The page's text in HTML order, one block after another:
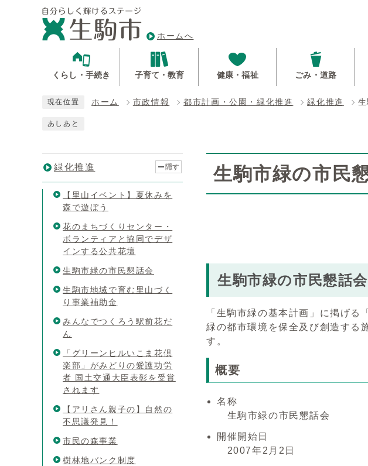
ホームへ
くらし・手続き 子育て・教育 健康・福祉 ごみ・道路
現在位置 ホーム 市政情報 都市計画・公園・緑化推進 緑化推進
あしあと
生駒市緑の市民
生駒市緑の市民懇話会
「生駒市緑の基本計画」に掲げ
緑の都市環境を保全及び創造する
す。
概要
名称
生駒市緑の市民懇話会
開催開始日
2007年2月2日
緑化推進 隠す
【里山イベント】夏休みを
森で遊ぼう
花のまちづくりセンター・
ボランティアと協同でデザ
インする公共花壇
生駒市緑の市民懇話会
生駒市地域で育む里山づく
り事業補助金
みんなでつくろう駅前花だ
ん
「グリーンヒルいこま花倶
楽部」がみどりの愛護功労
者 国土交通大臣表彰を受賞
されます
【アリさん親子の】自然の
不思議発見！
市民の森事業
樹林地バンク制度